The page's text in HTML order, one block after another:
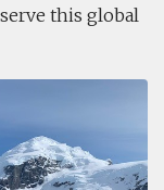
this global